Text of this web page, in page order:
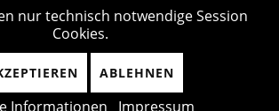
nur technisch notwendige Session
Cookies.
ABLEHNEN
Informationen Impressum